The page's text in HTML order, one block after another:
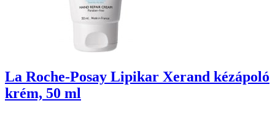
La Roche-Posay Lipikar Xerand kézápoló
krém, 50 ml